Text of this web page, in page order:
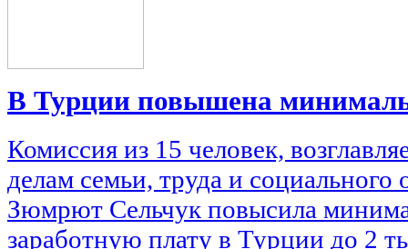
В Турции повышена
Комиссия из 15 человек,
делам семьи, труда и социального
Зюмрют Сельчук повысила
заработную плату в Турции до 2